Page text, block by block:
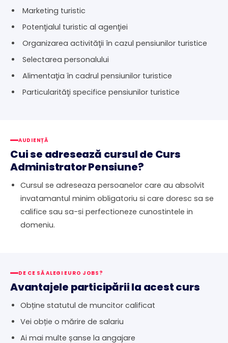
Marketing turistic
Potenţialul turistic al agenţiei
Organizarea activităţii în cazul pensiunilor turistice
Selectarea personalului
Alimentaţia în cadrul pensiunilor turistice
Particularităţi specifice pensiunilor turistice
AUDIENȚĂ
Cui se adresează cursul de Curs
Administrator Pensiune?
Cursul se adreseaza persoanelor care au absolvit
invatamantul minim obligatoriu si care doresc sa se
califice sau sa-si perfectioneze cunostintele in
domeniu.
DE CE SĂ ALEGI EURO JOBS?
Avantajele participării la acest curs
Obține statutul de muncitor calificat
Vei obție o mărire de salariu
Ai mai multe șanse la angajare